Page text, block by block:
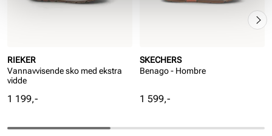
RIEKER
Vannavvisende sko med ekstra
vidde
Pris
1 199,-
SKECHERS
Benago - Hombre
Pris
1 599,-